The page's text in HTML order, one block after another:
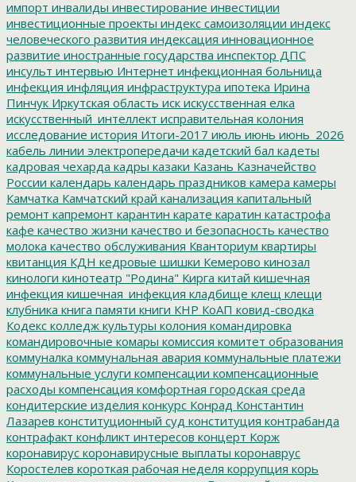
импорт инвалиды инвестирование инвестиции
инвестиционные проекты индекс самоизоляции индекс
человеческого развития индексация инновационное
развитие иностранные государства инспектор ДПС
инсульт интервью Интернет инфекционная больница
инфекция инфляция инфраструктура ипотека Ирина
Пинчук Иркутская область иск искусственная елка
искусственный_интеллект исправительная колония
исследование история Итоги-2017 июль июнь июнь_2026
кабель линии электропередачи кадетский бал кадеты
кадровая чехарда кадры казаки Казань Казначейство
России календарь календарь праздников камера камеры
Камчатка Камчатский край канализация капитальный
ремонт капремонт карантин карате каратин катастрофа
кафе качество жизни качество и безопасность качество
молока качество обслуживания Кванториум квартиры
квитанция КДН кедровые шишки Кемерово кинозал
кинологи кинотеатр "Родина" Кирга китай кишечная
инфекция кишечная_инфекция кладбище клещ клещи
клубника книга памяти книги КНР КоАП ковид-сводка
Кодекс колледж культуры колония командировка
командировочные комары комиссия комитет образования
коммуналка коммунальная авария коммунальные платежи
коммунальные услуги компенсации компенсационные
расходы компенсация комфортная городская среда
кондитерские изделия конкурс Конрад Константин
Лазарев конституционный суд конституция контрабанда
контрафакт конфликт интересов концерт Корж
коронавирус коронавирусные выплаты коронаврус
Коростелев короткая рабочая неделя коррупция корь